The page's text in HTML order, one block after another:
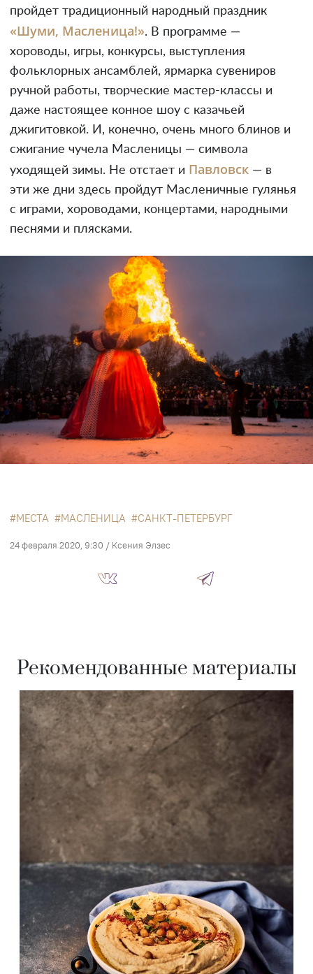
пройдет традиционный народный праздник
«Шуми, Масленица!». В программе —
хороводы, игры, конкурсы, выступления
фольклорных ансамблей, ярмарка сувениров
ручной работы, творческие мастер-классы и
даже настоящее конное шоу с казачьей
джигитовкой. И, конечно, очень много блинов и
сжигание чучела Масленицы — символа
уходящей зимы. Не отстает и Павловск — в
эти же дни здесь пройдут Масленичные гулянья
с играми, хороводами, концертами, народными
песнями и плясками.
МЕСТА МАСЛЕНИЦА САНКТ-ПЕТЕРБУРГ
24 февраля 2020, 9:30 / Ксения Элзес
Рекомендованные материалы